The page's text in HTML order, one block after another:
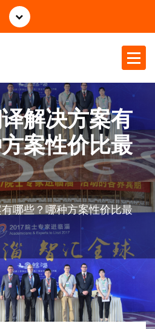
解决方案有
案性价比最
哪些？哪种方案性价比最